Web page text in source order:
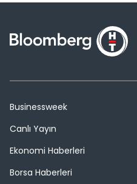
Businessweek
Canlı Yayın
Ekonomi Haberleri
Borsa Haberleri